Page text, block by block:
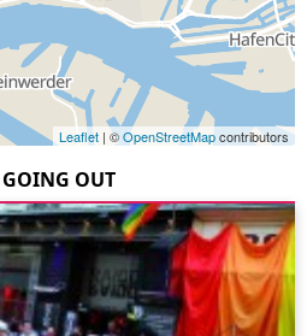
Leaflet | ©OpenStreetMapcontributors
OUT